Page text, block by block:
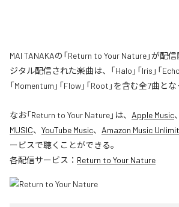
MAI TANAKAの「Return to Your Nature」が配
ジタル配信された楽曲は、「Halo」「Iris」「Echo
「Momentum」「Flow」「Root」を含む全7曲とな
なお「Return to Your Nature」は、 Apple Music、
MUSIC、 YouTube Music、 Amazon Music
ービスで聴くことができる。
各配信サービス： Return to Your Nature